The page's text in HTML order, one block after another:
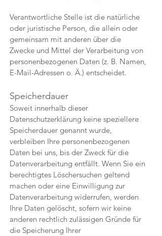
Verantwortliche Stelle ist die natürliche
oder juristische Person, die allein oder
gemeinsam mit anderen über die
Zwecke und Mittel der Verarbeitung von
personenbezogenen Daten (z. B. Namen,
E-Mail-Adressen o. Ä.) entscheidet.
Speicherdauer
Soweit innerhalb dieser
Datenschutzerklärung keine speziellere
Speicherdauer genannt wurde,
verbleiben Ihre personenbezogenen
Daten bei uns, bis der Zweck für die
Datenverarbeitung entfällt. Wenn Sie ein
berechtigtes Löschersuchen geltend
machen oder eine Einwilligung zur
Datenverarbeitung widerrufen, werden
Ihre Daten gelöscht, sofern wir keine
anderen rechtlich zulässigen Gründe für
die Speicherung Ihrer